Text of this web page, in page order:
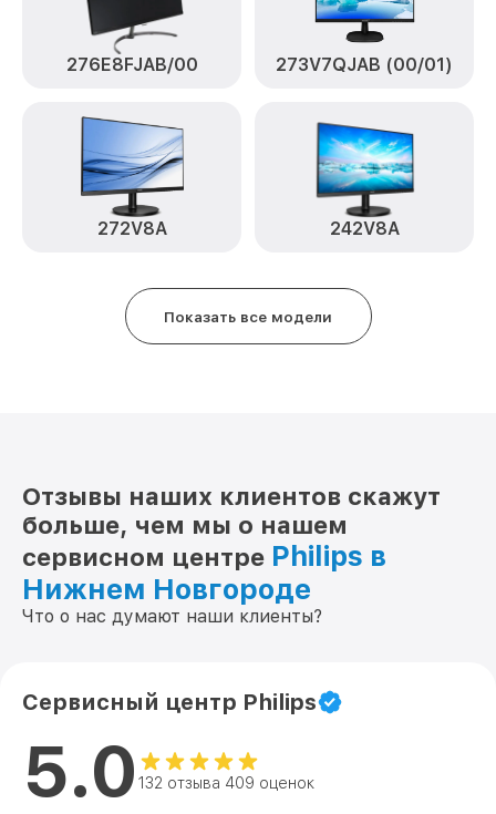
276E8FJAB/00 273V7QJAB (00/01)
272V8A 242V8A
Показать все модели
Отзывы наших клиентов скажут
больше, чем мы о нашем
сервисном центре Philips в
Нижнем Новгороде
Что о нас думают наши клиенты?
Сервисный центр Philips
5.0 132 отзыва 409 оценок